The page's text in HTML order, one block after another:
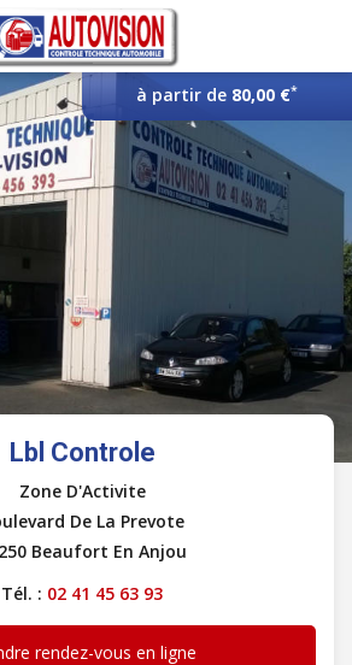
cookies
à partir de 80,00 €*
Lbl Controle
Zone D'Activite
De La Prevote
Beaufort En Anjou
Tél. : 02 41 45 63 93
rendez-vous en ligne